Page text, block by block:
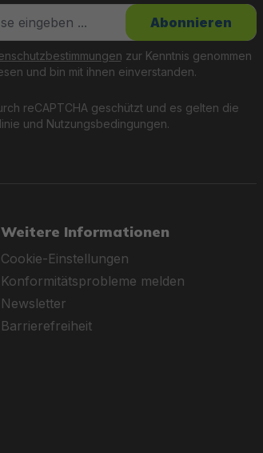
reCAPTCHA geschützt und es gelten die
und Nutzungsbedingungen.
zur Kenntnis genommen
und bin mit ihnen einverstanden.
Abonnieren
Weitere Informationen
Cookie-Einstellungen
Konformitätsprobleme melden
Newsletter
Barrierefreiheit